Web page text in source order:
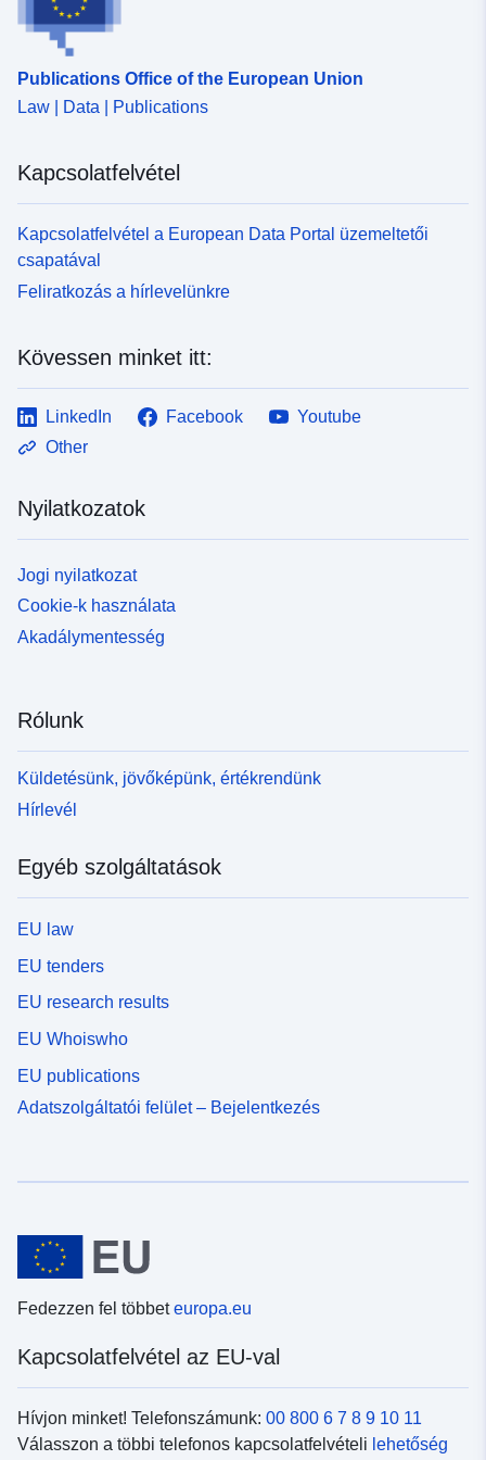
uriRef:
Típus:
Erőforrás:
http://inspire.ec.europa.eu/
Publications Office of the European Union
Law | Data | Publications
Kapcsolatfelvétel
Kapcsolatfelvétel a European Data Portal üzemeltetői
csapatával
Feliratkozás a hírlevelünkre
Kövessen minket itt:
LinkedIn Facebook
Youtube
Other
Nyilatkozatok
Jogi nyilatkozat
Cookie-k használata
Akadálymentesség
Rólunk
Küldetésünk, jövőképünk, értékrendünk
Hírlevél
Egyéb szolgáltatások
EU law
EU tenders
EU research results
EU Whoiswho
EU publications
Adatszolgáltatói felület – Bejelentkezés
Fedezzen fel többeteuropa.eu
Kapcsolatfelvétel az EU-val
Hívjon minket! Telefonszámunk: 00 800 6 7 8 9 10 11
Válasszon a többi telefonos kapcsolatfelvételi lehetőség